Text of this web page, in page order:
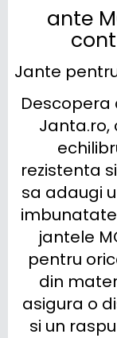
ante
Jante
Descopera
Janta.ro,
rezistenta
sa adaugi
jantele
pentru
din
asigura o
si un